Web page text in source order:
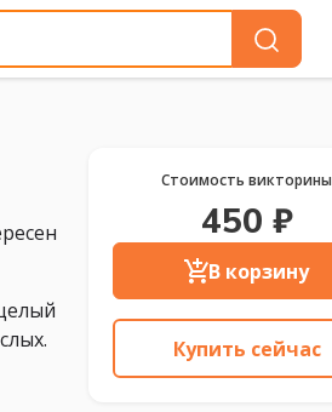
Стоимость викторины
450 ₽
В корзину
Купить сейчас